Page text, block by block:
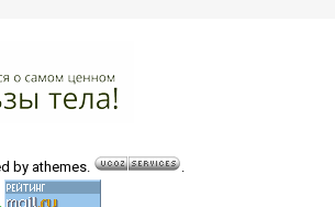
by athemes. .